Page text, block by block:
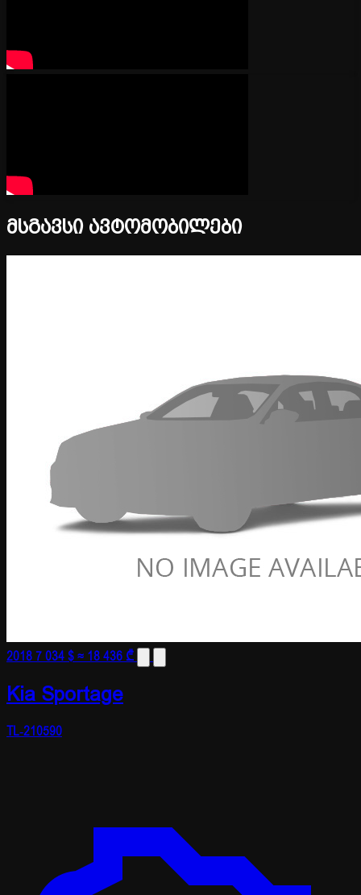
მსგავსი ავტომობილები
20187 034 $≈ 18 436 ₾
Kia Sportage
TL-210590